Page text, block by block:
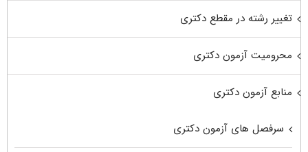
تغییر رشته در مقطع دکتری
محرومیت آزمون دکتری
منابع آزمون دکتری
سرفصل های آزمون دکتری